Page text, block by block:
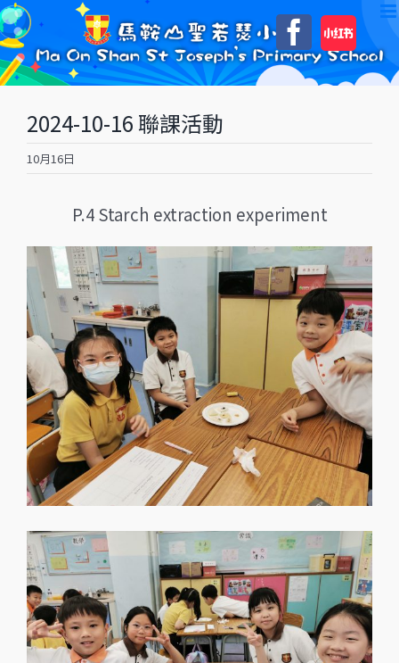
Skip
to
content
自
訂
2024-10-16 聯課活動
10月16日
P.4 Starch extraction experiment